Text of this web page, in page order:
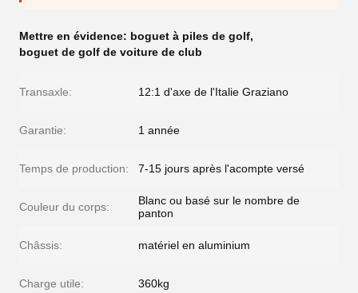
Mettre en évidence: boguet à piles de golf,
boguet de golf de voiture de club
Transaxle: 12:1 d'axe de l'Italie Graziano
Garantie: 1 année
Temps de production: 7-15 jours après l'acompte versé
Couleur du corps:
Blanc ou basé sur le nombre de
panton
Châssis: matériel en aluminium
Charge utile: 360kg